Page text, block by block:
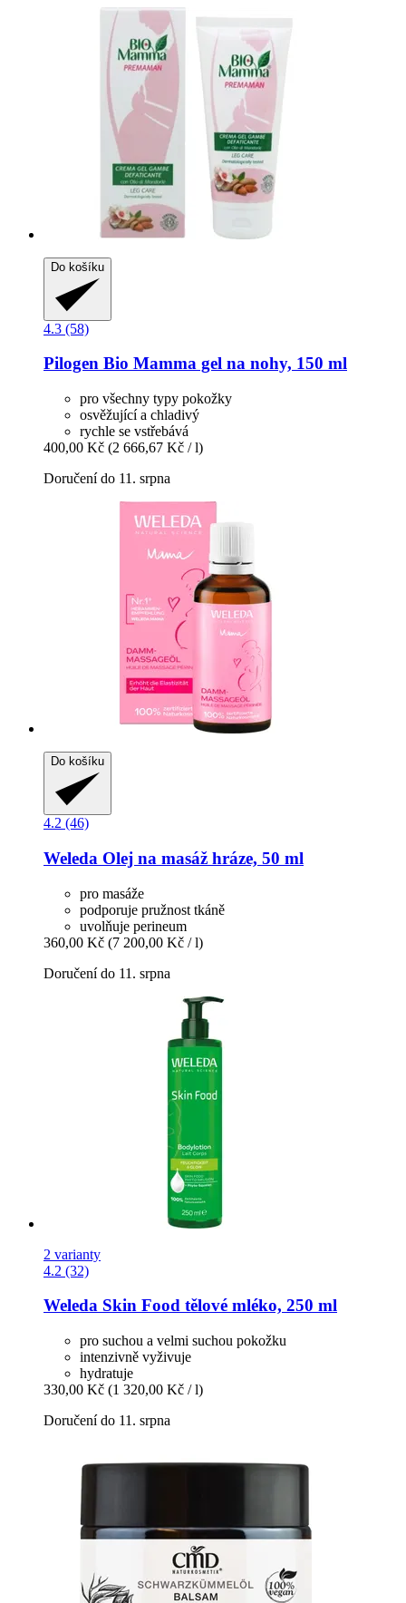
Do košíku
4.3 (58)
Pilogen Bio Mamma gel na nohy, 150 ml
pro všechny typy pokožky
osvěžující a chladivý
rychle se vstřebává
400,00 Kč (2 666,67 Kč / l)
Doručení do 11. srpna
Do košíku
4.2 (46)
Weleda Olej na masáž hráze, 50 ml
pro masáže
podporuje pružnost tkáně
uvolňuje perineum
360,00 Kč (7 200,00 Kč / l)
Doručení do 11. srpna
2 varianty
4.2 (32)
Weleda Skin Food tělové mléko, 250 ml
pro suchou a velmi suchou pokožku
intenzivně vyživuje
hydratuje
330,00 Kč (1 320,00 Kč / l)
Doručení do 11. srpna